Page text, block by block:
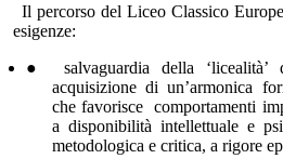
Il percorso del Liceo Classico
esigenze:
●
salvaguardia della
acquisizione di un’armonica
che favorisce comportamenti
a disponibilità intellettuale e
metodologica e critica, a rigore